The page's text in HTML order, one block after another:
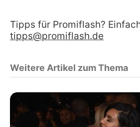
Tipps für Promiflash?
tipps@promiflash.de
Weitere Artikel zum Thema